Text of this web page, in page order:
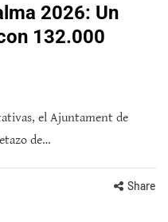
2026: Un
132.000
el Ajuntament de
de…
Share